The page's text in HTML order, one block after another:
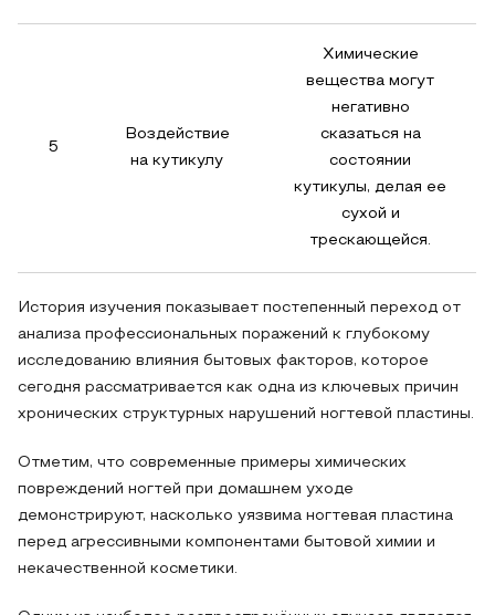
5
Воздействие
на кутикулу
Химические
вещества могут
негативно
сказаться на
состоянии
кутикулы, делая ее
сухой и
трескающейся.
История изучения показывает постепенный переход от
анализа профессиональных поражений к глубокому
исследованию влияния бытовых факторов, которое
сегодня рассматривается как одна из ключевых причин
хронических структурных нарушений ногтевой пластины.
Отметим, что современные примеры химических
повреждений ногтей при домашнем уходе
демонстрируют, насколько уязвима ногтевая пластина
перед агрессивными компонентами бытовой химии и
некачественной косметики.